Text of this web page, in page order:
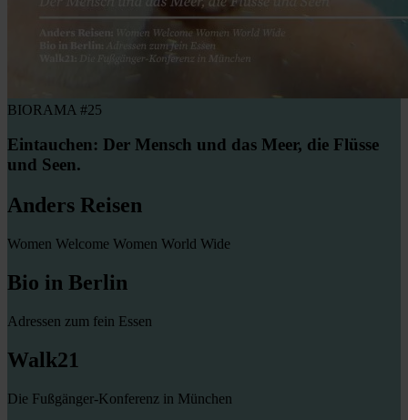
BIORAMA #25
Eintauchen: Der Mensch und das Meer, die Flüsse
und Seen.
Anders Reisen
Women Welcome Women World Wide
Bio in Berlin
Adressen zum fein Essen
Walk21
Die Fußgänger-Konferenz in München